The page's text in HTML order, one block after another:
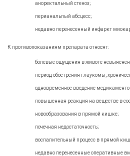
аноректальный стеноз;
перианальпый абсцесс;
недавно перенесенный инфаркт
К противопоказаниям препарата относят:
болевые ощущения в животе
период обострения глаукомы,
одновременное введение
повышенная реакция на веществе в
новообразования в прямой кишке;
почечная недостаточность;
воспалительный процесс в прямой
недавно перенесенные оперативные